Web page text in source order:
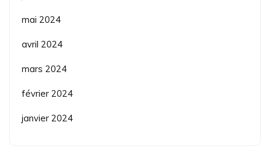
mai 2024
avril 2024
mars 2024
février 2024
janvier 2024